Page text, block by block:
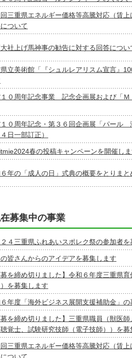
三重県エネルギー価格等高騰対応（賃
ついて
社上げ馬神事の勧告に対する回答につい
立美術館「『シュルレアリスム宣言』
０周年記念事業 記念企画展および「Ｍ
０周年記念・第３６回企画展「パール
日一部訂正）
春の投稿キャンペーンを開催し
年の「成人の日」式典の概要をとりまと
募集中の事業
２４三重県ふれあいスポレク祭の参加者を
皆さんからのアイデアを募集します
募を締め切りました】令和６年度三重県
を募集します
年度「海外ビジネス展開支援補助金」
募を締め切りました】三重県職員（獣医
覚士、試験研究技師（電子技師））を募
三重県エネルギー価格等高騰対応（賃
ついて